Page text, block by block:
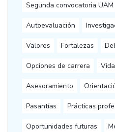
Segunda convocatoria UAM
Autoevaluación
Valores Fortalezas
Opciones de carrera
Asesoramiento
Pasantías Prácticas
Oportunidades futuras